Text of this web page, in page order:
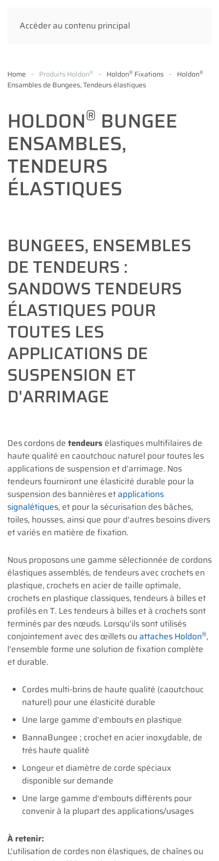
Accéder au contenu principal
Home Produits Holdon® Holdon® Fixations Holdon®
Ensambles de Bungees, Tendeurs élastiques
HOLDON® BUNGEE
ENSAMBLES,
TENDEURS
ÉLASTIQUES
BUNGEES, ENSEMBLES
DE TENDEURS :
SANDOWS TENDEURS
ÉLASTIQUES POUR
TOUTES LES
APPLICATIONS DE
SUSPENSION ET
D'ARRIMAGE
Des cordons detendeurs élastiques multifilaires de
haute qualité en caoutchouc naturel pour toutes les
applications de suspension et d'arrimage. Nos
tendeurs fourniront une élasticité durable pour la
suspension des bannières etapplications
signalétiques, et pour la sécurisation des bâches,
toiles, housses, ainsi que pour d'autres besoins divers
et variés en matière de fixation.
Nous proposons une gamme sélectionnée de cordons
élastiques assemblés, de tendeurs avec crochets en
plastique, crochets en acier de taille optimale,
crochets en plastique classiques, tendeurs à billes et
profilés en T. Les tendeurs à billes et à crochets sont
terminés par des nœuds. Lorsqu'ils sont utilisés
conjointement avec des œillets ou attaches Holdon®,
l'ensemble forme une solution de fixation complète
et durable.
Cordes multi-brins de haute qualité (caoutchouc
naturel) pour une élasticité durable
Une large gamme d'embouts en plastique
BannaBungee ; crochet en acier inoxydable, de
trés haute qualité
Longeur et diamètre de corde spéciaux
disponible sur demande
Une large gamme d'embouts différents pour
convenir à la plupart des applications/usages
À retenir:
L'utilisation de cordes non élastiques, de chaînes ou